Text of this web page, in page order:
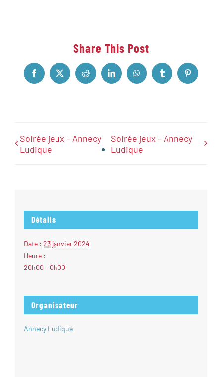
Share This Post
Facebook
X Reddit LinkedInWhatsAppTumblr Pinterest
Soirée jeux – Annecy
Ludique
Soirée jeux – Annecy
Ludique
Détails
Date : 23 janvier 2024
Heure :
20h00 - 0h00
Organisateur
Annecy Ludique